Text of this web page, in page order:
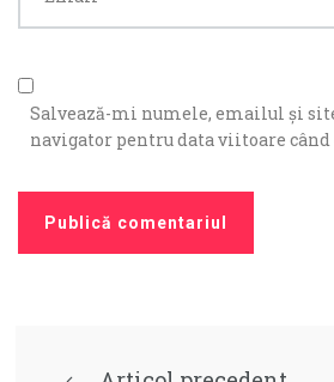
Salvează-mi numele, emailul și
navigator pentru data viitoare când